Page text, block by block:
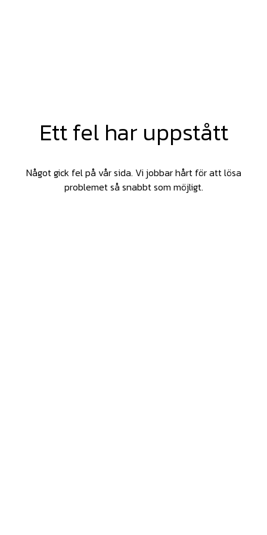
Ett fel har uppstått
Något gick fel på vår sida. Vi jobbar hårt för att lösa
problemet så snabbt som möjligt.